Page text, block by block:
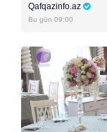
Qafqazinfo.az
Bu gün 09:00